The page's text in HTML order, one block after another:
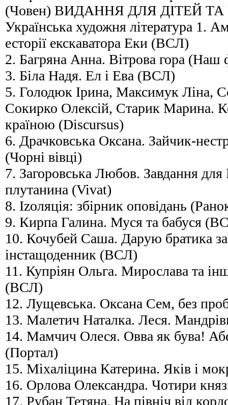
(Човен) ВИДАННЯ ДЛЯ ДІТЕЙ ТА
Українська художня література 1.
есторії екскаватора Еки (ВСЛ)
2. Багряна Анна. Вітрова гора (Наш
3. Біла Надя. Ел і Ева (ВСЛ)
5. Голодюк Ірина, Максимук Ліна,
Сокирко Олексій, Старик Марина.
країною (Discursus)
6. Драчковська Оксана. Зайчик-
(Чорні вівці)
7. Загоровська Любов. Завдання для
плутанина (Vivat)
8. Іzоляція: збірник оповідань
9. Кирпа Галина. Муся та бабуся
10. Кочубей Саша. Дарую братика за
інстащоденник (ВСЛ)
11. Купріян Ольга. Мирослава та
(ВСЛ)
12. Лущевська. Оксана Сем, без
13. Малетич Наталка. Леся.
14. Мамчич Олеся. Овва як бува!
(Портал)
15. Міхаліцина Катерина. Яків і
16. Орлова Олександра. Чотири
17. Рубан Тетяна. На північ від